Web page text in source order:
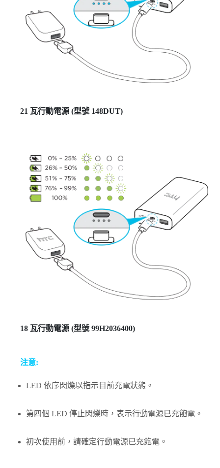
21 瓦行動電源 (型號 148DUT)
18 瓦行動電源 (型號 99H2036400)
注意:
LED 依序閃爍以指示目前充電狀態。
第四個 LED 停止閃爍時，表示行動電源已充飽電。
初次使用前，請確定行動電源已充飽電。